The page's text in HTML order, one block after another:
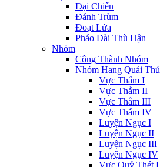
Đại Chiến
Đánh Trùm
Đoạt Lửa
Pháo Đài Thù Hận
Nhóm
Công Thành Nhóm
Nhóm Hang Quái Thú
Vực Thẳm I
Vực Thẳm II
Vực Thẳm III
Vực Thẳm IV
Luyện Ngục I
Luyện Ngục II
Luyện Ngục III
Luyện Ngục IV